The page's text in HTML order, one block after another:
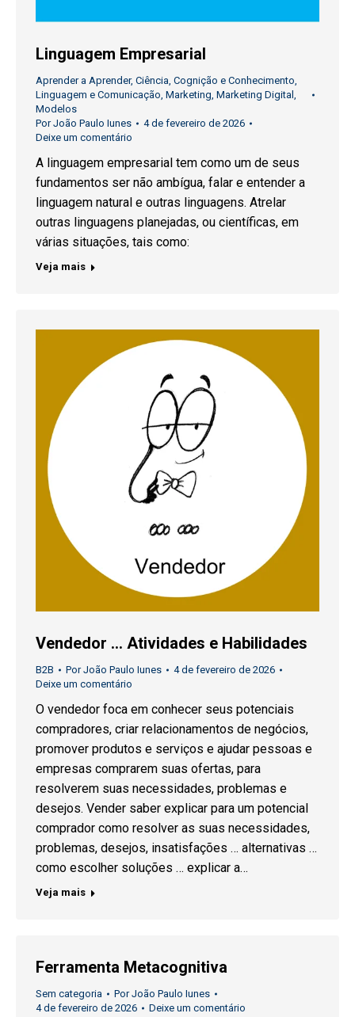
Linguagem Empresarial
Aprender a Aprender, Ciência Cognição e Conhecimento
Linguagem e Comunicação Marketing Marketing Digital
Modelos
PorJoão Paulo Iunes
4 de fevereiro de 2026
Deixe um comentário
A linguagem empresarial tem como um de seus
fundamentos ser não ambígua, falar e entender a
linguagem natural e outras linguagens. Atrelar
outras linguagens planejadas, ou científicas, em
várias situações, tais como:
Veja mais
Vendedor … Atividades e Habilidades
B2B PorJoão Paulo Iunes
4 de fevereiro de 2026
Deixe um comentário
O vendedor foca em conhecer seus potenciais
compradores, criar relacionamentos de negócios,
promover produtos e serviços e ajudar pessoas e
empresas comprarem suas ofertas, para
resolverem suas necessidades, problemas e
desejos. Vender saber explicar para um potencial
comprador como resolver as suas necessidades,
problemas, desejos, insatisfações … alternativas …
como escolher soluções … explicar a…
Veja mais
Ferramenta Metacognitiva
Sem categoria PorJoão Paulo Iunes
4 de fevereiro de 2026
Deixe um comentário